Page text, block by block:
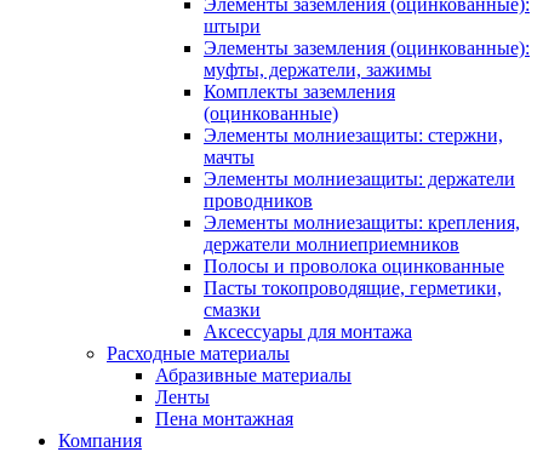
Элементы заземления (оцинкованные):
штыри
Элементы заземления (оцинкованные):
муфты, держатели, зажимы
Комплекты заземления
(оцинкованные)
Элементы молниезащиты: стержни,
мачты
Элементы молниезащиты: держатели
проводников
Элементы молниезащиты: крепления,
держатели молниеприемников
Полосы и проволока оцинкованные
Пасты токопроводящие, герметики,
смазки
Аксессуары для монтажа
Расходные материалы
Абразивные материалы
Ленты
Пена монтажная
Компания